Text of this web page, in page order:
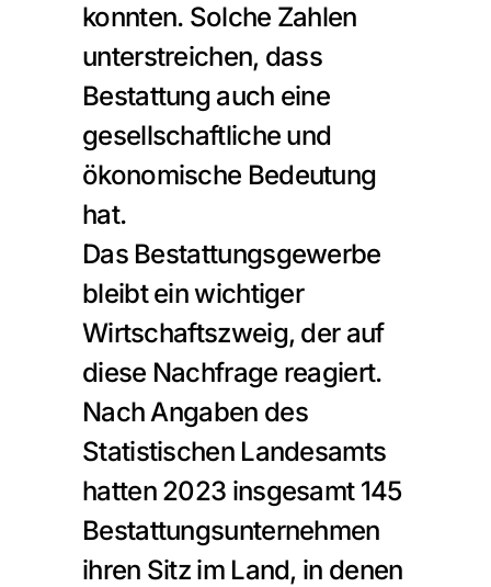
konnten. Solche Zahlen
unterstreichen, dass
Bestattung auch eine
gesellschaftliche und
ökonomische Bedeutung
hat.
Das Bestattungsgewerbe
bleibt ein wichtiger
Wirtschaftszweig, der auf
diese Nachfrage reagiert.
Nach Angaben des
Statistischen Landesamts
hatten 2023 insgesamt 145
Bestattungsunternehmen
ihren Sitz im Land, in denen